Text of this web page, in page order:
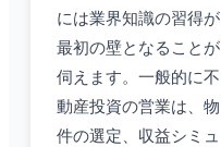
には業界知識の習得が
最初の壁となることが
伺えます。一般的に不
動産投資の営業は、物
件の選定、収益シミュ